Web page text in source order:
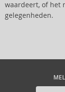
waardeert, of het
gelegenheden.